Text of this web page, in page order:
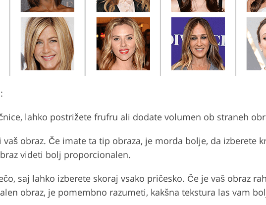
lahko postrižete frufru ali dodate volumen ob straneh
obraz. Če imate ta tip obraza, je morda bolje, da izberete
videti bolj proporcionalen.
saj lahko izberete skoraj vsako pričesko. Če je vaš obraz
obraz, je pomembno razumeti, kakšna tekstura las vam